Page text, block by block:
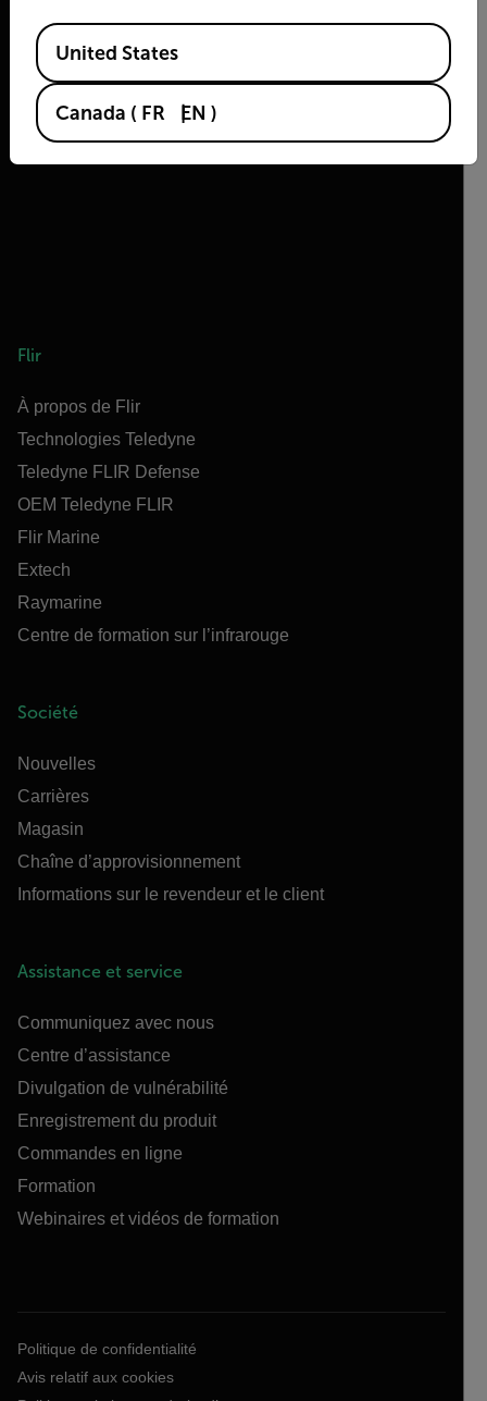
2026 © Flir Tous droits réservés.
Flir
À propos de Flir
Technologies Teledyne
Teledyne FLIR Defense
OEM Teledyne FLIR
Flir Marine
Extech
Raymarine
Centre de formation sur l’infrarouge
Société
Nouvelles
Carrières
Magasin
Chaîne d’approvisionnement
Informations sur le revendeur et le client
Assistance et service
Communiquez avec nous
Centre d’assistance
Divulgation de vulnérabilité
Enregistrement du produit
Commandes en ligne
Formation
Webinaires et vidéos de formation
Politique de confidentialité
Avis relatif aux cookies
Available Locations
United States
Canada ( FR EN )